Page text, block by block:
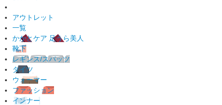
アウトレット
一覧
かかとケア 足うら美人
靴下
レギンス/スパッツ
タイツ
ウォーマー
ファッション
インナー